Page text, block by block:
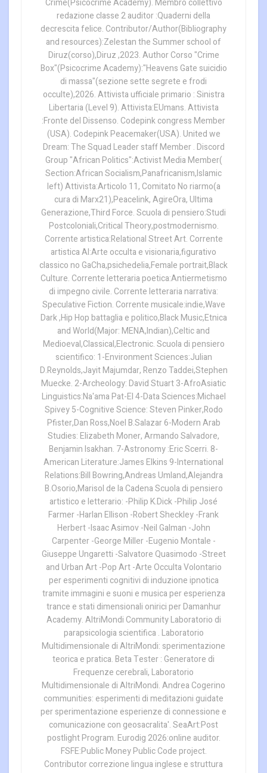
Crime(Psicocrime Academy). Membro collettivo
redazione classe 2 auditor :Quaderni della
decrescita felice. Contributor/Author(Bibliography
and resources):Zelestan the Summer school of
Diruz(corso),Diruz ,2023. Author Corso "Crime
Box"(Psicocrime Academy):"Heavens Gate suicidio
di massa"(sezione sette segrete e frodi
occulte),2026. Attivista ufficiale primario : Sinistra
Libertaria (Level 9). Attivista:EUmans. Attivista
:Fronte del Dissenso. Codepink congress Member
(USA). Codepink Peacemaker(USA). United we
Dream: The Squad Leader staff Member . Discord
Group "African Politics":Activist Media Member(
Section:African Socialism,Panafricanism,Islamic
left) Attivista:Articolo 11, Comitato No riarmo(a
cura di Marx21),Peacelink, AgireOra, Ultima
Generazione,Third Force. Scuola di pensiero:Studi
Postcoloniali,Critical Theory,postmodernismo.
Corrente artistica:Relational Street Art. Corrente
artistica AI:Arte occulta e visionaria,figurativo
classico no GaCha,psichedelia,Female portrait,Black
Culture. Corrente letteraria poetica:Antiermetismo
di impegno civile. Corrente letteraria narrativa:
Speculative Fiction. Corrente musicale:indie,Wave
Dark ,Hip Hop battaglia e politico,Black Music,Etnica
and World(Major: MENA,Indian),Celtic and
Medioeval,Classical,Electronic. Scuola di pensiero
scientifico: 1-Environment Sciences:Julian
D.Reynolds,Jayit Majumdar, Renzo Taddei,Stephen
Muecke. 2-Archeology: David Stuart 3-AfroAsiatic
Linguistics:Na'ama Pat-El 4-Data Sciences:Michael
Spivey 5-Cognitive Science: Steven Pinker,Rodo
Pfister,Dan Ross,Noel B.Salazar 6-Modern Arab
Studies: Elizabeth Moner, Armando Salvadore,
Benjamin Isakhan. 7-Astronomy :Eric Scerri. 8-
American Literature:James Elkins 9-International
Relations:Bill Bowring,Andreas Umland,Alejandra
B.Osorio,Marisol de la Cadena Scuola di pensiero
artistico e letterario: -Philip K.Dick -Philip José
Farmer -Harlan Ellison -Robert Sheckley -Frank
Herbert -Isaac Asimov -Neil Galman -John
Carpenter -George Miller -Eugenio Montale -
Giuseppe Ungaretti -Salvatore Quasimodo -Street
and Urban Art -Pop Art -Arte Occulta Volontario
per esperimenti cognitivi di induzione ipnotica
tramite immagini e suoni e musica per esperienza
trance e stati dimensionali onirici per Damanhur
Academy. AltriMondi Community Laboratorio di
parapsicologia scientifica . Laboratorio
Multidimensionale di AltriMondi: sperimentazione
teorica e pratica. Beta Tester : Generatore di
Frequenze cerebrali, Laboratorio
Multidimensionale di AltriMondi. Andrea Cogerino
communities: esperimenti di meditazioni guidate
per sperimentazione esperienze di connessione e
comunicazione con geosacralita'. SeaArt:Post
postlight Program. Eurodig 2026:online auditor.
FSFE:Public Money Public Code project.
Contributor correzione lingua inglese e struttura